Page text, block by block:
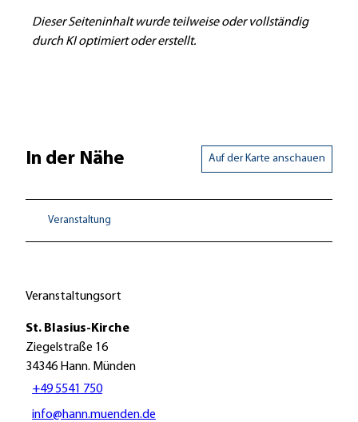
Dieser Seiteninhalt wurde teilweise oder vollständig
durch KI optimiert oder erstellt.
In der Nähe Auf der Karte anschauen
Veranstaltung
Veranstaltungsort
St. Blasius-Kirche
Ziegelstraße 16
34346 Hann. Münden
+49 5541 750
info@hann.muenden.de